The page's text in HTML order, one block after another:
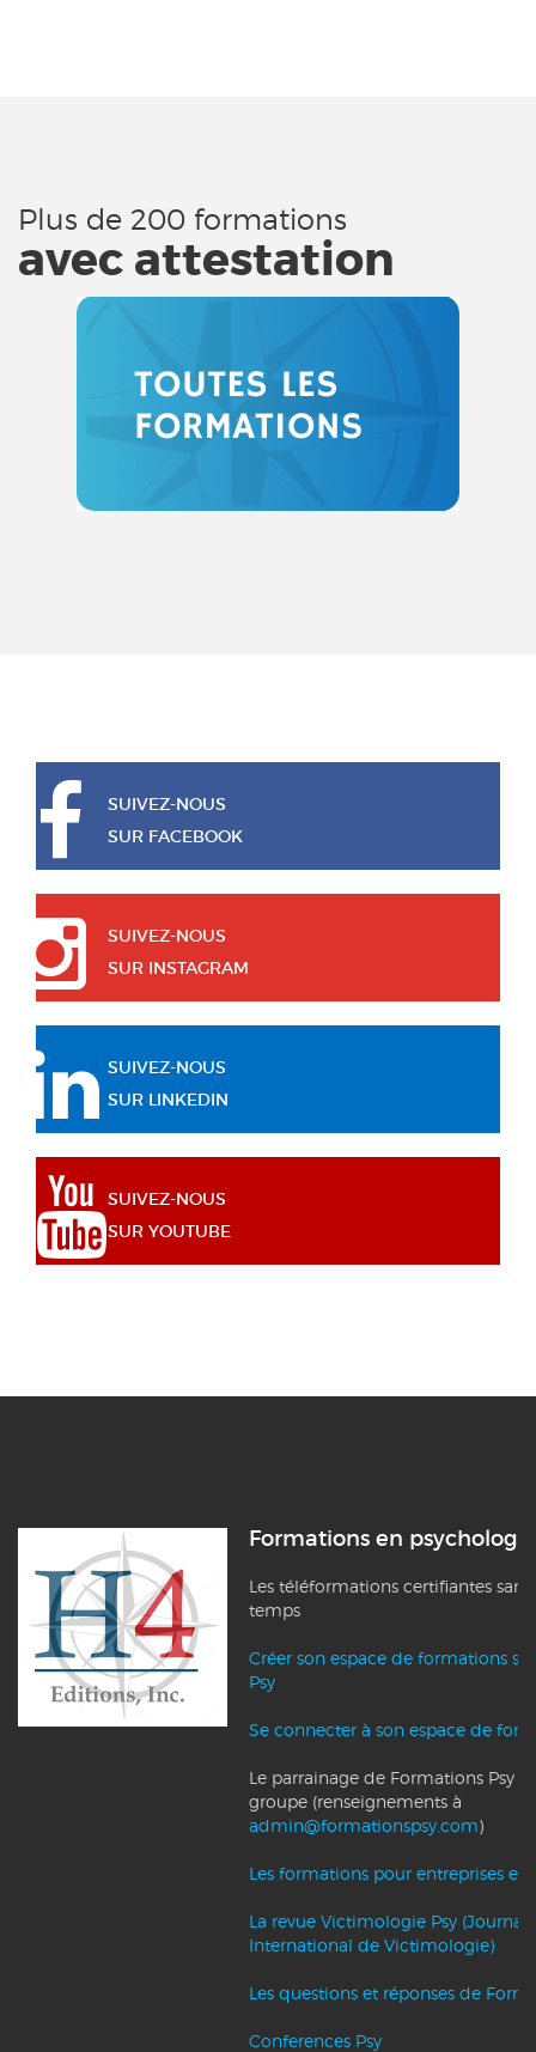
Plus de 200 formations
avec attestation
SUIVEZ-NOUS
SUR FACEBOOK
SUIVEZ-NOUS
SUR INSTAGRAM
SUIVEZ-NOUS
SUR LINKEDIN
SUIVEZ-NOUS
SUR YOUTUBE
Formations en psychologie
Les téléformations certifiantes
temps
Créer son espace de formations
Psy
Se connecter à son espace de
Le parrainage de Formations Psy
groupe (renseignements à
admin@formationspsy.com)
Les formations pour entreprises et
La revue Victimologie Psy (Journal
International de Victimologie)
Les questions et réponses de
Conferences Psy